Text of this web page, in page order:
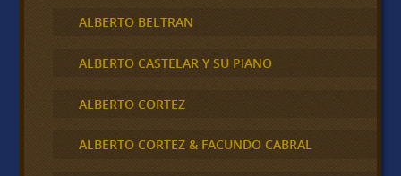
ALBERTO BELTRAN
ALBERTO CASTELAR Y SU PIANO
ALBERTO CORTEZ
ALBERTO CORTEZ & FACUNDO CABRAL